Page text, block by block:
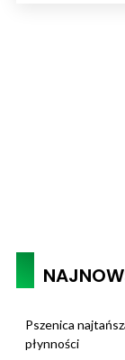
Pszenica
płynności